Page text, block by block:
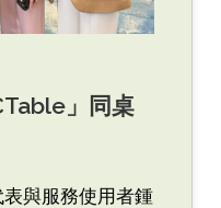
」同桌
與服務使用者鍾